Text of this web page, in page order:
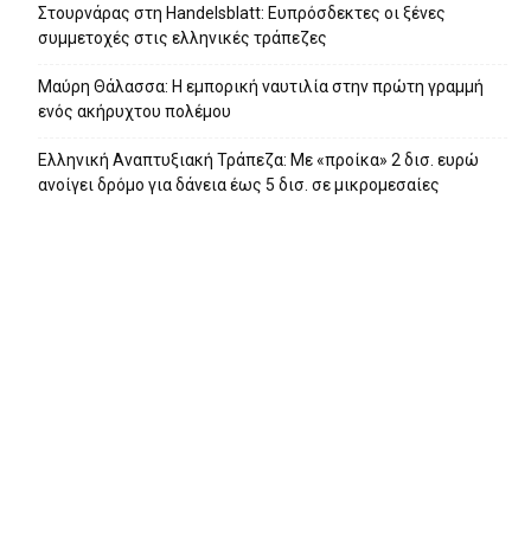
Στουρνάρας στη Handelsblatt: Ευπρόσδεκτες οι ξένες
συμμετοχές στις ελληνικές τράπεζες
Μαύρη Θάλασσα: Η εμπορική ναυτιλία στην πρώτη γραμμή
ενός ακήρυχτου πολέμου
Ελληνική Αναπτυξιακή Τράπεζα: Με «προίκα» 2 δισ. ευρώ
ανοίγει δρόμο για δάνεια έως 5 δισ. σε μικρομεσαίες